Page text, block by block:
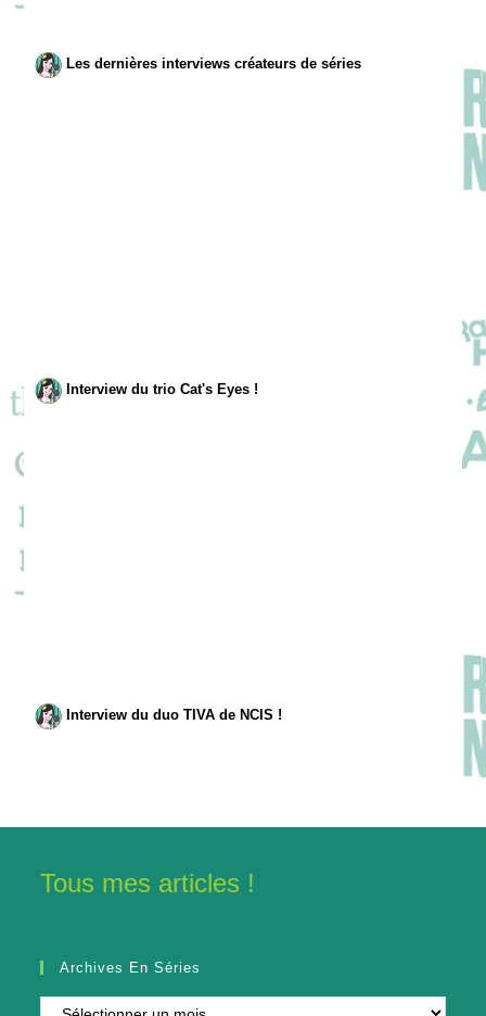
Les dernières interviews créateurs de séries
Interview du trio Cat's Eyes !
Interview du duo TIVA de NCIS !
Tous mes articles !
Archives En Séries
Archives